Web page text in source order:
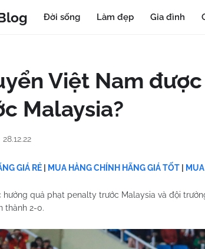
Đời sống Làm đẹp Gia đình
Việt Nam
Malaysia?
28.12.22
GIÁ RẺ MUA HÀNG CHÍNH HÃNG GIÁ TỐT
hưởng quả phạt penalty trước Malaysia và đội
thành 2-0.